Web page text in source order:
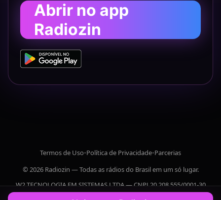
Abrir no app
Radiozin
Termos de Uso•Política de Privacidade•Parcerias
© 2026 Radiozin — Todas as rádios do Brasil em um só lugar.
W2 TECNOLOGIA EM SISTEMAS LTDA — CNPJ 20.208.555/0001-30